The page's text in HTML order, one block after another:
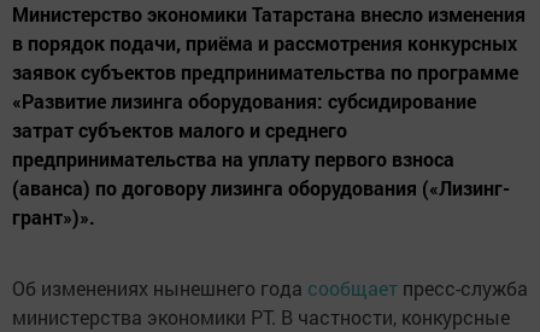
Министерство экономики Татарстана внесло изменения
в порядок подачи, приёма и рассмотрения конкурсных
заявок субъектов предпринимательства по программе
«Развитие лизинга оборудования: субсидирование
затрат субъектов малого и среднего
предпринимательства на уплату первого взноса
(аванса) по договору лизинга оборудования («Лизинг-
грант»)».
Об изменениях нынешнего года сообщает пресс-служба
министерства экономики РТ. В частности, конкурсные